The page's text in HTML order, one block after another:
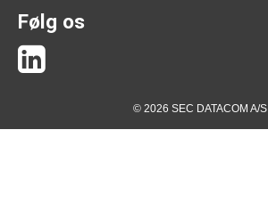
Følg os
© 2026 SEC DATACOM A/S